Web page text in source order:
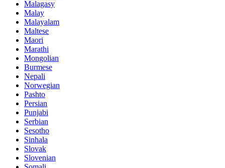
Malagasy
Malay
Malayalam
Maltese
Maori
Marathi
Mongolian
Burmese
Nepali
Norwegian
Pashto
Persian
Punjabi
Serbian
Sesotho
Sinhala
Slovak
Slovenian